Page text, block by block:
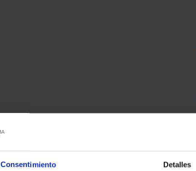
Consentimiento Detalles